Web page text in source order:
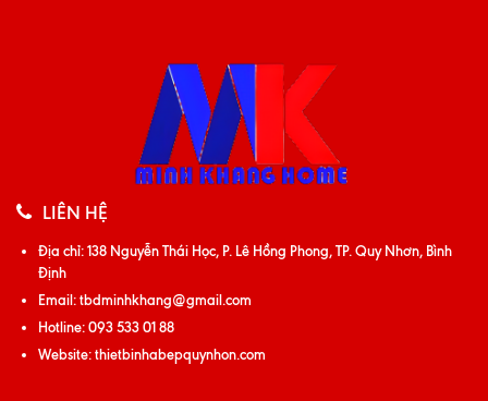
LIÊN HỆ
Địa chỉ:138 Nguyễn Thái Học, P. Lê Hồng Phong, TP. Quy Nhơn, Bình
Định
Email:tbdminhkhang@gmail.com
Hotline:093 533 01 88
Website:thietbinhabepquynhon.com